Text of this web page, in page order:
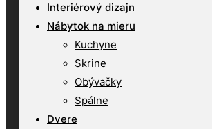
Interiérový dizajn
Nábytok na mieru
Kuchyne
Skrine
Obývačky
Spálne
Dvere